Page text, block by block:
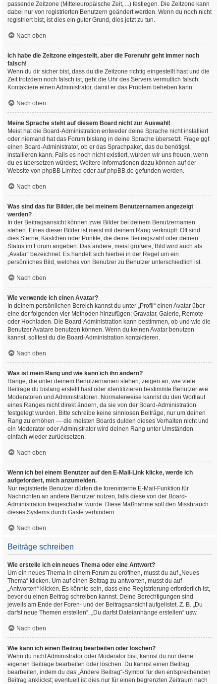
passende Zeitzone (Mitteleuropäische Zeit, ...) festlegen. Die Zeitzone kann
dabei nur von registrierten Benutzern geändert werden. Wenn du noch nicht
registriert bist, ist dies ein guter Grund, dies jetzt zu tun.
Nach oben
Ich habe die Zeitzone eingestellt, aber die Forenuhr geht immer noch
falsch!
Wenn du dir sicher bist, dass du die Zeitzone richtig eingestellt hast und die
Zeit trotzdem noch falsch ist, geht die Uhr des Servers vermutlich falsch.
Kontaktiere einen Administrator, damit er das Problem beheben kann.
Nach oben
Meine Sprache steht auf diesem Board nicht zur Auswahl!
Meist hat die Board-Administration entweder deine Sprache nicht installiert
oder niemand hat das Forum bislang in deine Sprache übersetzt. Frage ggf.
einen Board-Administrator, ob er das Sprachpaket, das du benötigst,
installieren kann. Falls es noch nicht existiert, würden wir uns freuen, wenn
du es übersetzen würdest. Weitere Informationen dazu können auf der
Website von phpBB Limited oder aufphpBB.de gefunden werden.
Nach oben
Was sind das für Bilder, die bei meinem Benutzernamen angezeigt
werden?
In der Beitragsansicht können zwei Bilder bei deinem Benutzernamen
stehen. Eines dieser Bilder ist meist mit deinem Rang verknüpft: Oft sind
dies Sterne, Kästchen oder Punkte, die deine Beitragszahl oder deinen
Status im Forum angeben. Das andere, meist größere, Bild wird auch als
„Avatar“ bezeichnet. Es handelt sich hierbei in der Regel um ein
persönliches Bild, welches von Benutzer zu Benutzer unterschiedlich ist.
Nach oben
Wie verwende ich einen Avatar?
In deinem persönlichen Bereich kannst du unter „Profil“ einen Avatar über
eine der folgenden vier Methoden hinzufügen: Gravatar, Galerie, Remote
oder Hochladen. Die Board-Administration kann bestimmen, ob und wie die
Benutzer Avatare benutzen können. Wenn du keinen Avatar benutzen
kannst, solltest du die Board-Administration kontaktieren.
Nach oben
Was ist mein Rang und wie kann ich ihn ändern?
Ränge, die unter deinem Benutzernamen stehen, zeigen an, wie viele
Beiträge du bislang erstellt hast oder identifizieren bestimmte Benutzer wie
Moderatoren und Administratoren. Normalerweise kannst du den Wortlaut
eines Ranges nicht direkt ändern, da sie von der Board-Administration
festgelegt wurden. Bitte schreibe keine sinnlosen Beiträge, nur um deinen
Rang zu erhöhen — die meisten Boards dulden dieses Verhalten nicht und
ein Moderator oder Administrator wird deinen Rang unter Umständen
einfach wieder zurücksetzen.
Nach oben
Wenn ich bei einem Benutzer auf den E-Mail-Link klicke, werde ich
aufgefordert, mich anzumelden.
Nur registrierte Benutzer dürfen die foreninterne E-Mail-Funktion für
Nachrichten an andere Benutzer nutzen, falls diese von der Board-
Administration freigeschaltet wurde. Diese Maßnahme soll den Missbrauch
dieses Systems durch Gäste verhindern.
Nach oben
Beiträge schreiben
Wie erstelle ich ein neues Thema oder eine Antwort?
Um ein neues Thema in einem Forum zu eröffnen, musst du auf „Neues
Thema“ klicken. Um auf einen Beitrag zu antworten, musst du auf
„Antworten“ klicken. Es könnte sein, dass eine Registrierung erforderlich ist,
bevor du einen Beitrag schreiben kannst. Deine Berechtigungen sind
jeweils am Ende der Foren- und der Beitragsansicht aufgelistet. Z. B. „Du
darfst neue Themen erstellen“, „Du darfst Dateianhänge erstellen“ usw.
Nach oben
Wie kann ich einen Beitrag bearbeiten oder löschen?
Wenn du nicht Administrator oder Moderator bist, kannst du nur deine
eigenen Beiträge bearbeiten oder löschen. Du kannst einen Beitrag
bearbeiten, indem du das „Ändere Beitrag“-Symbol für den entsprechenden
Beitrag anklickst; eventuell ist dies nur für einen begrenzten Zeitraum nach